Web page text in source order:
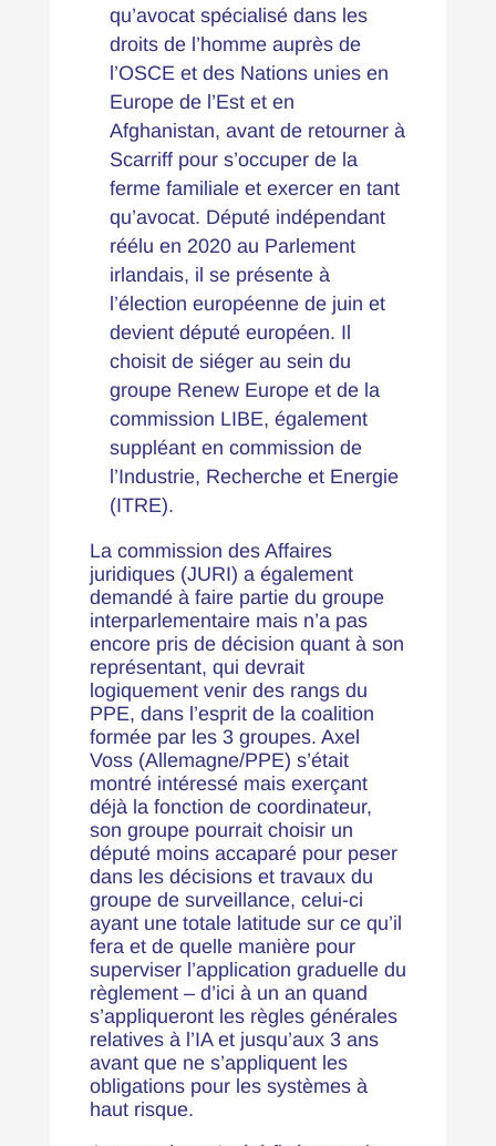
qu’avocat spécialisé dans les
droits de l’homme auprès de
l’OSCE et des Nations unies en
Europe de l’Est et en
Afghanistan, avant de retourner à
Scarriff pour s’occuper de la
ferme familiale et exercer en tant
qu’avocat. Député indépendant
réélu en 2020 au Parlement
irlandais, il se présente à
l’élection européenne de juin et
devient député européen. Il
choisit de siéger au sein du
groupe Renew Europe et de la
commission LIBE, également
suppléant en commission de
l’Industrie, Recherche et Energie
(ITRE).
La commission des Affaires
juridiques (JURI) a également
demandé à faire partie du groupe
interparlementaire mais n’a pas
encore pris de décision quant à son
représentant, qui devrait
logiquement venir des rangs du
PPE, dans l’esprit de la coalition
formée par les 3 groupes. Axel
Voss (Allemagne/PPE) s’était
montré intéressé mais exerçant
déjà la fonction de coordinateur,
son groupe pourrait choisir un
député moins accaparé pour peser
dans les décisions et travaux du
groupe de surveillance, celui-ci
ayant une totale latitude sur ce qu’il
fera et de quelle manière pour
superviser l’application graduelle du
règlement – d’ici à un an quand
s’appliqueront les règles générales
relatives à l’IA et jusqu’aux 3 ans
avant que ne s’appliquent les
obligations pour les systèmes à
haut risque.